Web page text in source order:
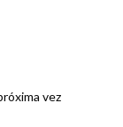
vez